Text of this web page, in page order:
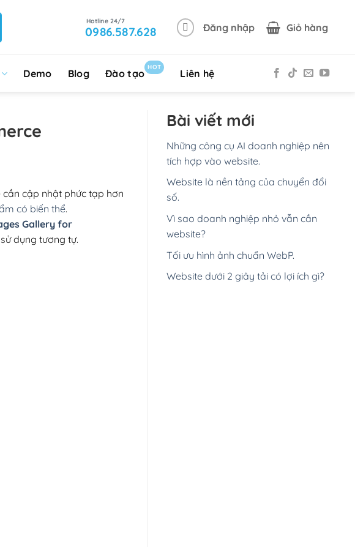
0986.587.628 Đăng nhập Giỏ hàng
Demo Blog Đào tạo
HOT
Liên hệ
cần cập nhật phức tạp hơn
có biến thể.
Gallery for
dụng tương tự.
Bài viết mới
Những công cụ AI doanh nghiệp nên
tích hợp vào website.
Website là nền tảng của chuyển đổi
số.
Vì sao doanh nghiệp nhỏ vẫn cần
website?
Tối ưu hình ảnh chuẩn WebP.
Website dưới 2 giây tải có lợi ích gì?